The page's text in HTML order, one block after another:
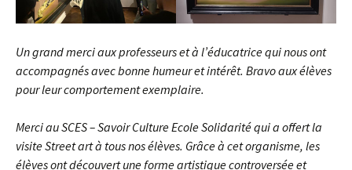
Un grand merci aux professeurs et à l’éducatrice qui nous ont
accompagnés avec bonne humeur et intérêt. Bravo aux élèves
pour leur comportement exemplaire.
Merci au SCES – Savoir Culture Ecole Solidarité qui a offert la
visite Street art à tous nos élèves. Grâce à cet organisme, les
élèves ont découvert une forme artistique controversée et